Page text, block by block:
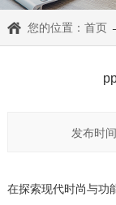
您的位置： 首页
发布时
在探索现代时尚与功